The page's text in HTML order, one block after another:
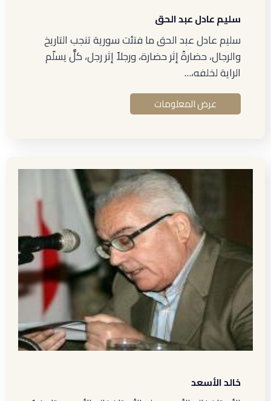
سليم عادل عبد الحق
سليم عادل عبد الحق ما فتئت سورية تنجب التاريخ
والرجال، حضارةً إثر حضارة، ورجلاً إثر رجل، كلٌّ يسلّم
الراية لخلفه،…
عرض المعلومات
خالد الأسعد